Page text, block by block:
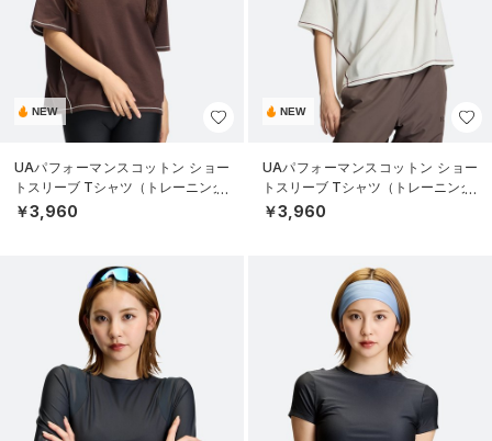
NEW
UAパフォーマンスコットン ショー
トスリーブ Tシャツ（トレーニング/
WOMEN）
￥3,960
NEW
UAパフォーマンスコットン ショー
トスリーブ Tシャツ（トレーニング/
WOMEN）
￥3,960